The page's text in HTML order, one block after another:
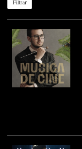
Filtrar